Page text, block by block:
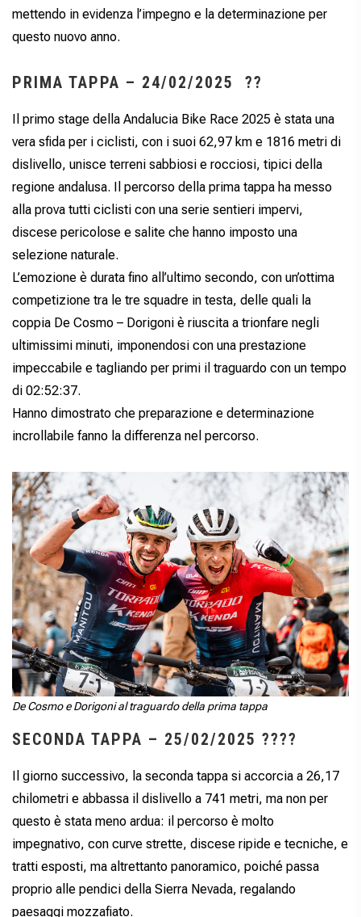
mettendo in evidenza l’impegno e la determinazione per
questo nuovo anno.
PRIMA TAPPA – 24/02/2025 ??
Il primo stage della Andalucia Bike Race 2025 è stata una
vera sfida per i ciclisti, con i suoi 62,97 km e 1816 metri di
dislivello, unisce terreni sabbiosi e rocciosi, tipici della
regione andalusa. Il percorso della prima tappa ha messo
alla prova tutti ciclisti con una serie sentieri impervi,
discese pericolose e salite che hanno imposto una
selezione naturale.
L’emozione è durata fino all’ultimo secondo, con un’ottima
competizione tra le tre squadre in testa, delle quali la
coppia De Cosmo – Dorigoni è riuscita a trionfare negli
ultimissimi minuti, imponendosi con una prestazione
impeccabile e tagliando per primi il traguardo con un tempo
di 02:52:37.
Hanno dimostrato che preparazione e determinazione
incrollabile fanno la differenza nel percorso.
De Cosmo e Dorigoni al traguardo della prima tappa
SECONDA TAPPA – 25/02/2025 ????
Il giorno successivo, la seconda tappa si accorcia a 26,17
chilometri e abbassa il dislivello a 741 metri, ma non per
questo è stata meno ardua: il percorso è molto
impegnativo, con curve strette, discese ripide e tecniche, e
tratti esposti, ma altrettanto panoramico, poiché passa
proprio alle pendici della Sierra Nevada, regalando
paesaggi mozzafiato.